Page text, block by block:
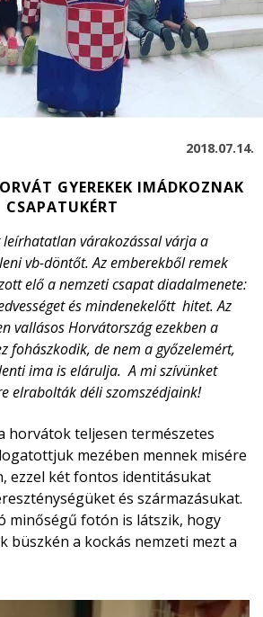
2018.07.14.
GYEREKEK IMÁDKOZNAK
CSAPATUKÉRT
várakozással várja a
vb-döntőt. Az emberekből remek
elő a nemzeti csapat diadalmenete:
és mindenekelőtt hitet. Az
vallásos Horvátország ezekben a
fohászkodik, de nem a győzelemért,
ima is elárulja. A mi szívünket
elrabolták déli szomszédjaink!
horvátok teljesen természetes
mezében mennek misére
ezzel két fontos identitásukat
és származásukat.
minőségű fotón is látszik, hogy
büszkén a kockás nemzeti mezt a